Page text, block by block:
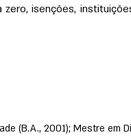
isenções,
(B.A., 2001); Mestre em